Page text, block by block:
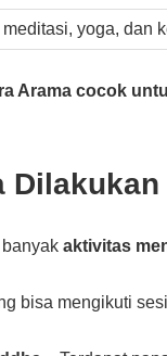
meditasi, yoga, dan
Arama cocok
Dilakukan
banyakaktivitas
bisa mengikuti